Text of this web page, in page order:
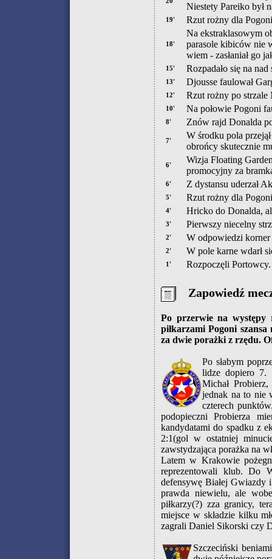
Niestety Pareiko był
19' Rzut rożny dla
18'
Na ekstraklasowym
parasole kibiców nie
wiem - zasłaniał go
15' Rozpadało się na
13' Djousse faulował
12' Rzut rożny po strzale
10' Na połowie Pogoni
8' Znów rajd Donalda
7'
W środku pola
obrońcy skutecznie
6'
Wizja Floating
promocyjny za
6' Z dystansu uderzał
5' Rzut rożny dla
4' Hricko do Donalda,
3' Pierwszy niecelny
2' W odpowiedzi korner
2' W pole karne wdarł
1' Rozpoczęli Portowcy.
Zapowiedź
Po przerwie na występy
piłkarzami Pogoni
za dwie porażki z rzędu.
Po słabym
lidze dopiero 7.
Michał
jednak na to nie
czterech
podopieczni Probierza
kandydatami do spadku z
2:1(gol w ostatniej
zawstydzająca porażka na
Latem w Krakowie
reprezentowali klub. Do
defensywę Białej Gwiazdy
prawda niewielu, ale
piłkarzy(?) zza granicy,
miejsce w składzie kilku
zagrali Daniel Sikorski czy
Szczeciński